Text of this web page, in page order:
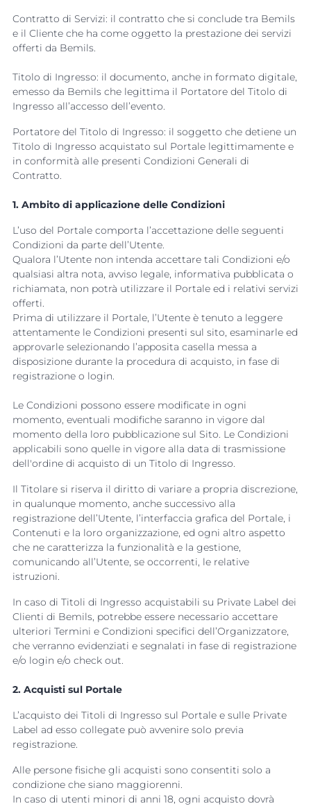
Contratto di Servizi: il contratto che si conclude tra Bemils
e il Cliente che ha come oggetto la prestazione dei servizi
offerti da Bemils.
Titolo di Ingresso: il documento, anche in formato digitale,
emesso da Bemils che legittima il Portatore del Titolo di
Ingresso all’accesso dell’evento.
Portatore del Titolo di Ingresso: il soggetto che detiene un
Titolo di Ingresso acquistato sul Portale legittimamente e
in conformità alle presenti Condizioni Generali di
Contratto.
1. Ambito di applicazione delle Condizioni
L’uso del Portale comporta l’accettazione delle seguenti
Condizioni da parte dell’Utente.
Qualora l’Utente non intenda accettare tali Condizioni e/o
qualsiasi altra nota, avviso legale, informativa pubblicata o
richiamata, non potrà utilizzare il Portale ed i relativi servizi
offerti.
Prima di utilizzare il Portale, l’Utente è tenuto a leggere
attentamente le Condizioni presenti sul sito, esaminarle ed
approvarle selezionando l’apposita casella messa a
disposizione durante la procedura di acquisto, in fase di
registrazione o login.
Le Condizioni possono essere modificate in ogni
momento, eventuali modifiche saranno in vigore dal
momento della loro pubblicazione sul Sito. Le Condizioni
applicabili sono quelle in vigore alla data di trasmissione
dell'ordine di acquisto di un Titolo di Ingresso.
Il Titolare si riserva il diritto di variare a propria discrezione,
in qualunque momento, anche successivo alla
registrazione dell’Utente, l’interfaccia grafica del Portale, i
Contenuti e la loro organizzazione, ed ogni altro aspetto
che ne caratterizza la funzionalità e la gestione,
comunicando all’Utente, se occorrenti, le relative
istruzioni.
In caso di Titoli di Ingresso acquistabili su Private Label dei
Clienti di Bemils, potrebbe essere necessario accettare
ulteriori Termini e Condizioni specifici dell’Organizzatore,
che verranno evidenziati e segnalati in fase di registrazione
e/o login e/o check out.
2. Acquisti sul Portale
L’acquisto dei Titoli di Ingresso sul Portale e sulle Private
Label ad esso collegate può avvenire solo previa
registrazione.
Alle persone fisiche gli acquisti sono consentiti solo a
condizione che siano maggiorenni.
In caso di utenti minori di anni 18, ogni acquisto dovrà